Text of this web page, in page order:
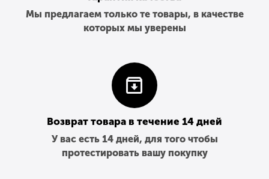
Мы предлагаем только те товары, в качестве
которых мы уверены
Возврат товара в течение 14 дней
У вас есть 14 дней, для того чтобы
протестировать вашу покупку